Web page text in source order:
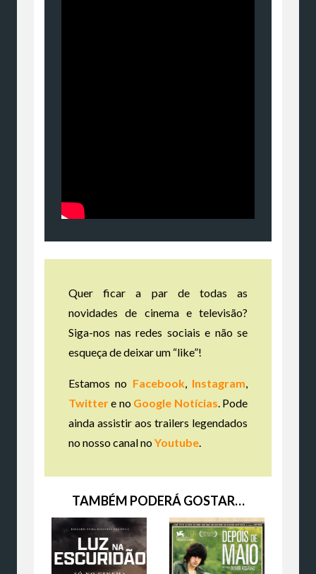
Quer ficar a par de todas as
novidades de cinema e televisão?
Siga-nos nas redes sociais e não se
esqueça de deixar um “like”!
Estamos no Facebook, Instagram
Twittere no Google Notícias . Pode
ainda assistir aos trailers legendados
no nosso canal noYoutube
TAMBÉM PODERÁ GOSTAR…